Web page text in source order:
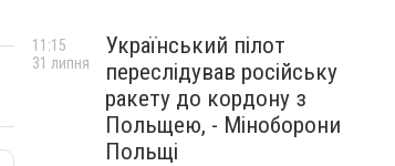
Український пілот
переслідував російську
ракету до кордону з
Польщею, - Міноборони
Польщі
11:15
31 липня